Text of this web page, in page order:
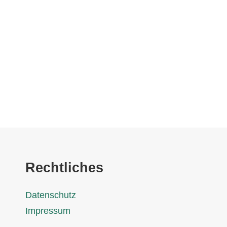
Rechtliches
Datenschutz
Impressum